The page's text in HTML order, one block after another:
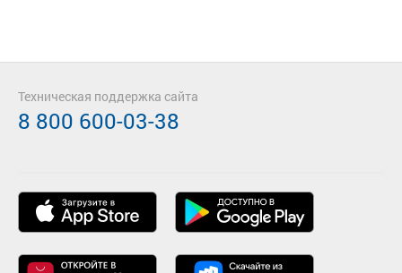
Техническая поддержка сайта
8 800 600-03-38